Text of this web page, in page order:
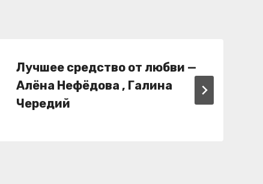
Лучшее средство от любви —
Алёна Нефёдова , Галина
Чередий